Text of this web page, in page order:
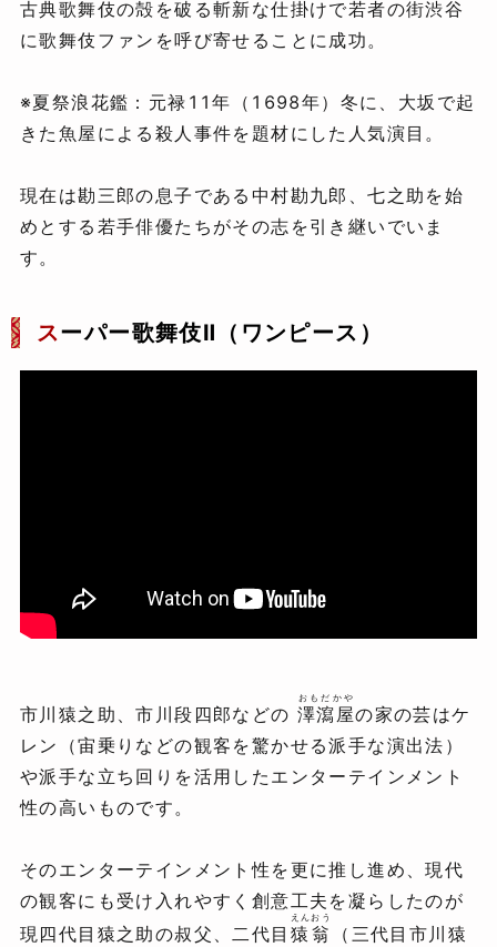
古典歌舞伎の殻を破る斬新な仕掛けで若者の街渋谷
に歌舞伎ファンを呼び寄せることに成功。
※夏祭浪花鑑：元禄11年（1698年）冬に、大坂で起
きた魚屋による殺人事件を題材にした人気演目。
現在は勘三郎の息子である中村勘九郎、七之助を始
めとする若手俳優たちがその志を引き継いでいま
す。
スーパー歌舞伎Ⅱ（ワンピース）
市川猿之助、市川段四郎などの 澤瀉屋
おもだかや
の家の芸はケ
レン（宙乗りなどの観客を驚かせる派手な演出法）
や派手な立ち回りを活用したエンターテインメント
性の高いものです。
そのエンターテインメント性を更に推し進め、現代
の観客にも受け入れやすく創意工夫を凝らしたのが
現四代目猿之助の叔父、二代目 猿翁
えんおう
（三代目市川猿